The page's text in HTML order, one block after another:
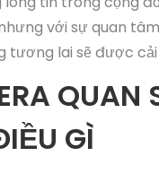
với sự quan
tương lai sẽ được
QUAN
GÌ